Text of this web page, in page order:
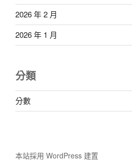
2026 年 2 月
2026 年 1 月
分類
分數
本站採用 WordPress 建置